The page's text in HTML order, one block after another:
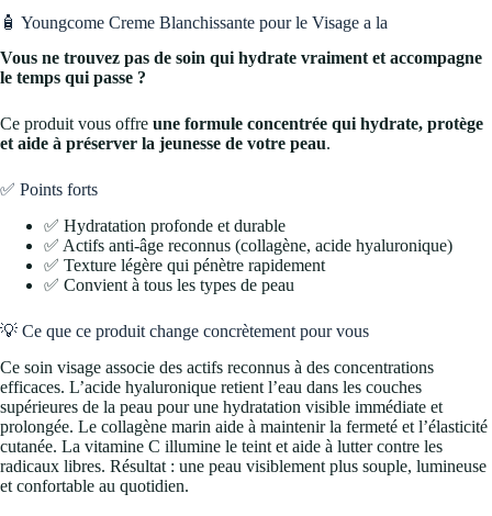
🧴 Youngcome Creme Blanchissante pour le Visage a la
Vous ne trouvez pas de soin qui hydrate vraiment et accompagne
le temps qui passe ?
Ce produit vous offre une formule concentrée qui hydrate, protège
et aide à préserver la jeunesse de votre peau.
✅ Points forts
✅ Hydratation profonde et durable
✅ Actifs anti-âge reconnus (collagène, acide hyaluronique)
✅ Texture légère qui pénètre rapidement
✅ Convient à tous les types de peau
💡 Ce que ce produit change concrètement pour vous
Ce soin visage associe des actifs reconnus à des concentrations
efficaces. L’acide hyaluronique retient l’eau dans les couches
supérieures de la peau pour une hydratation visible immédiate et
prolongée. Le collagène marin aide à maintenir la fermeté et l’élasticité
cutanée. La vitamine C illumine le teint et aide à lutter contre les
radicaux libres. Résultat : une peau visiblement plus souple, lumineuse
et confortable au quotidien.